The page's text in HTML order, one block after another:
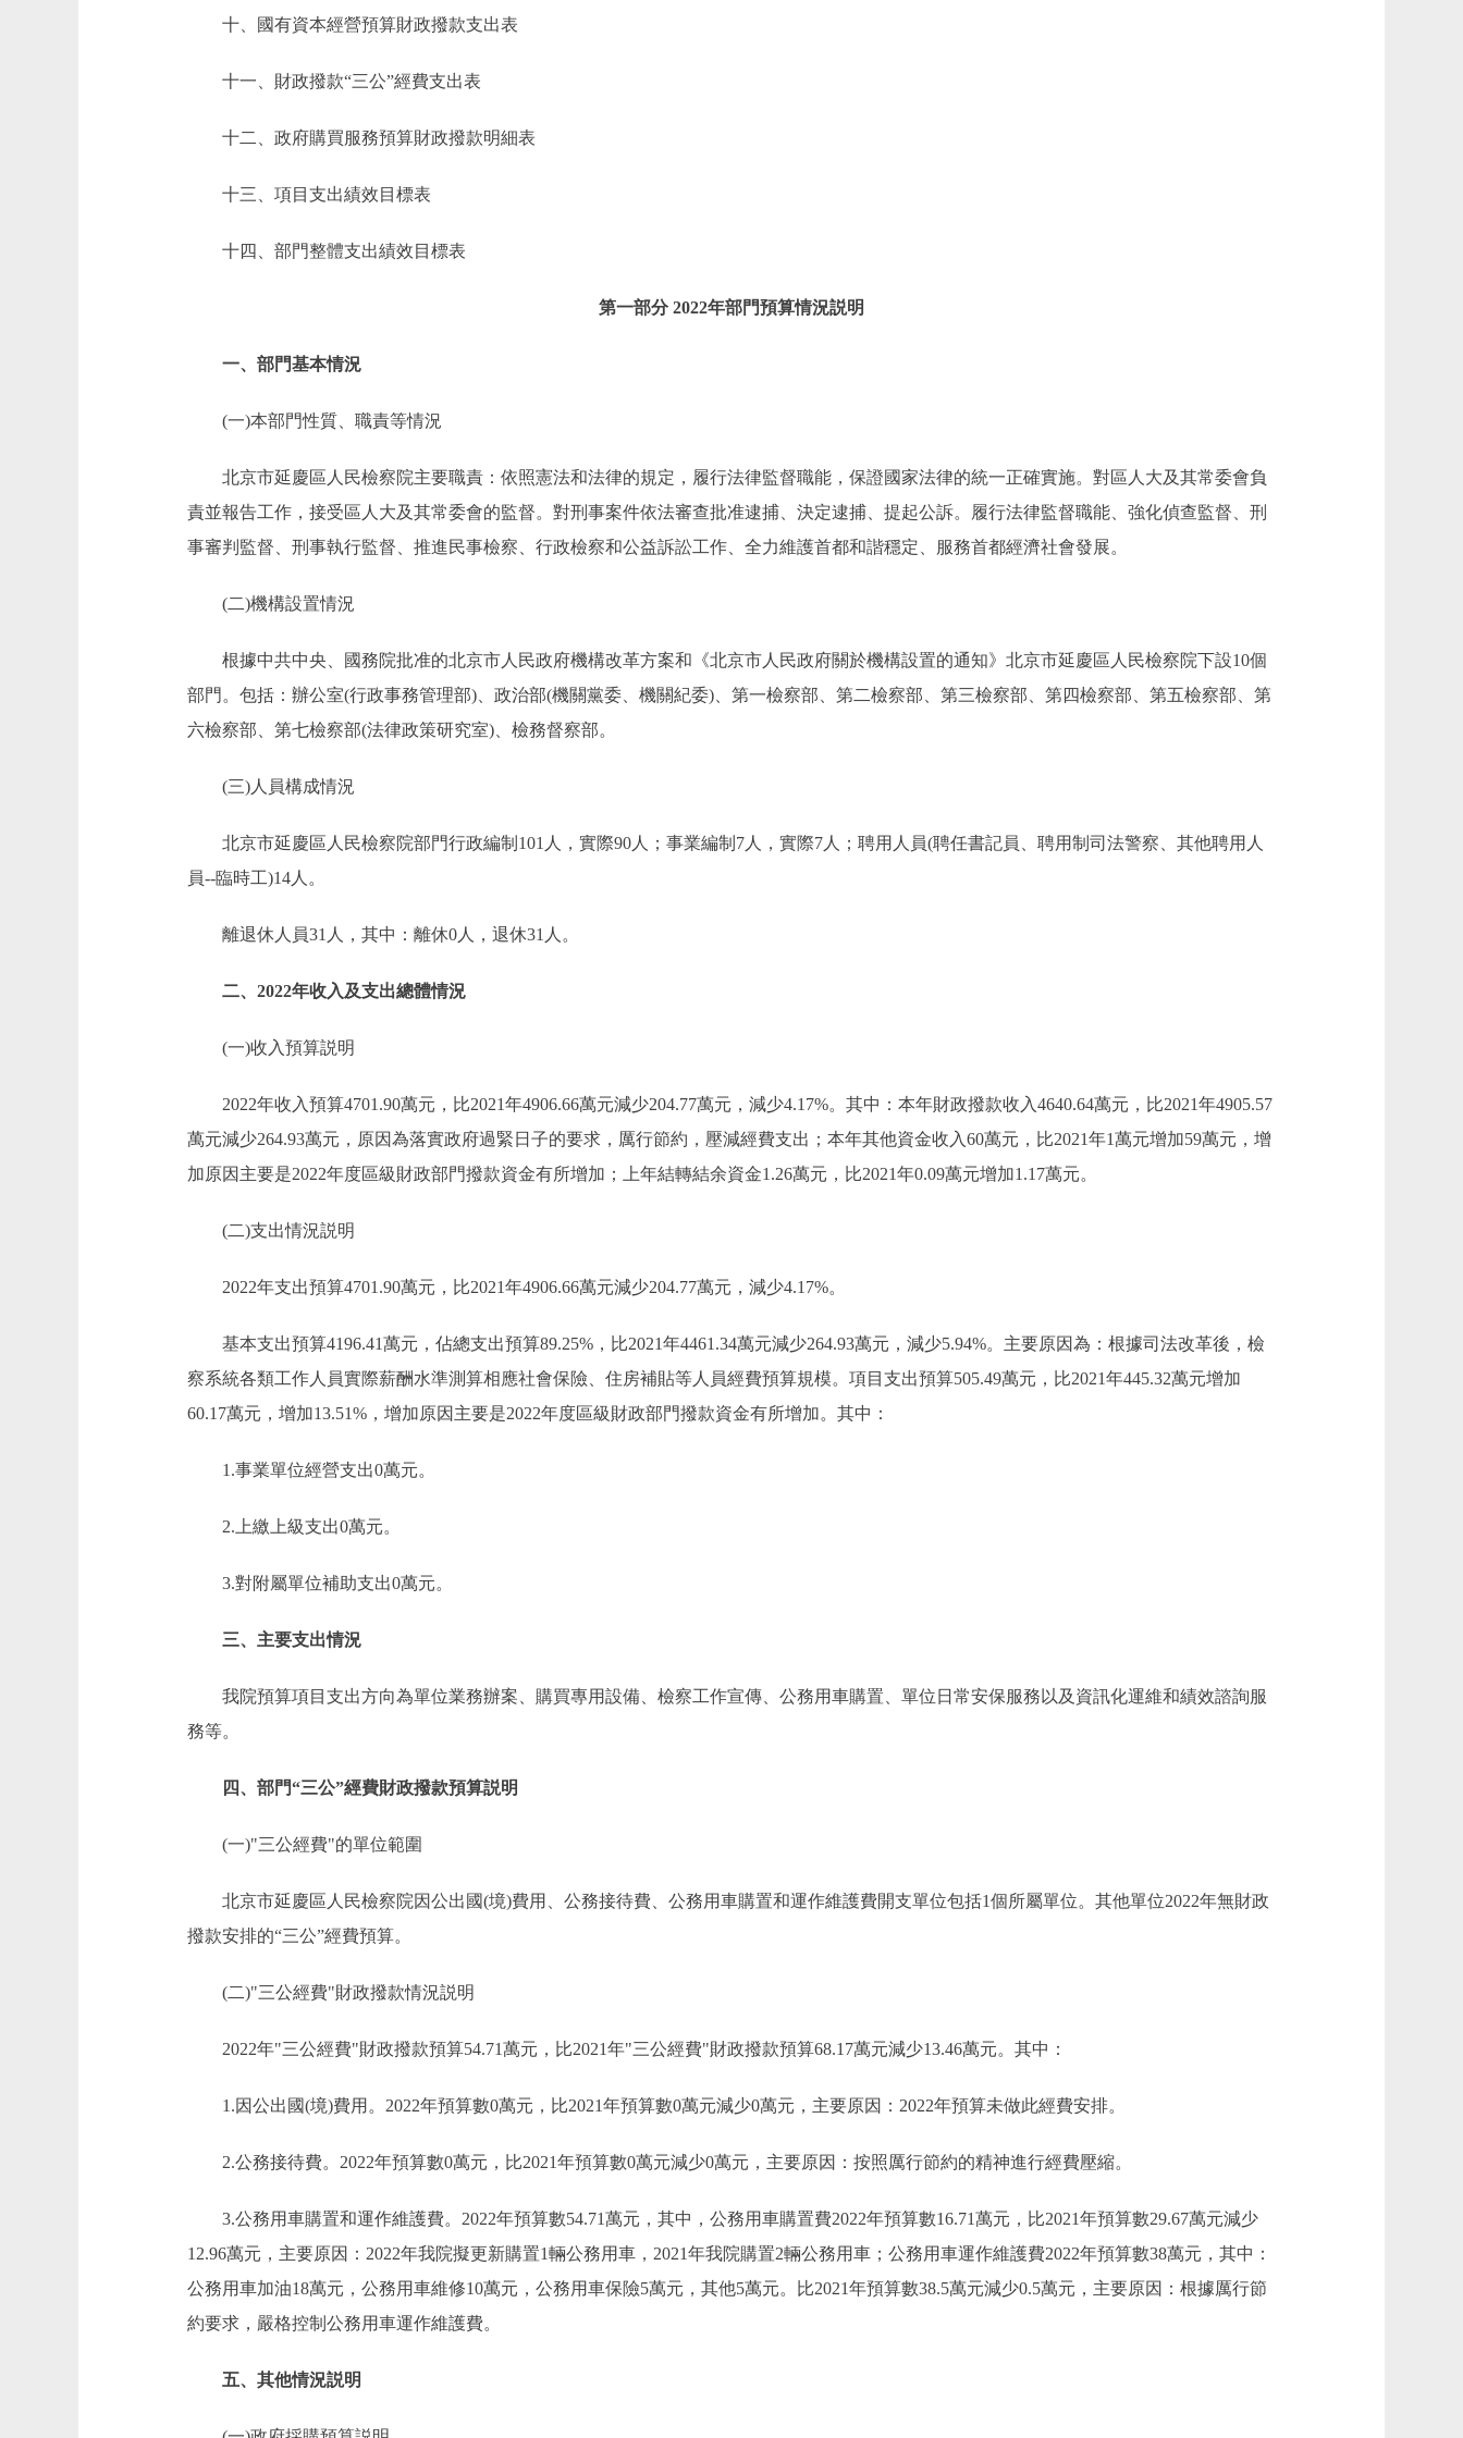
十、國有資本經營預算財政撥款支出表
十一、財政撥款“三公”經費支出表
十二、政府購買服務預算財政撥款明細表
十三、項目支出績效目標表
十四、部門整體支出績效目標表
第一部分 2022年部門預算情況説明
一、部門基本情況
(一)本部門性質、職責等情況
北京市延慶區人民檢察院主要職責：依照憲法和法律的規定，履行法律監督職能，保證國家法律的統一正確實施。對區人大及其常委會負
責並報告工作，接受區人大及其常委會的監督。對刑事案件依法審查批准逮捕、決定逮捕、提起公訴。履行法律監督職能、強化偵查監督、刑
事審判監督、刑事執行監督、推進民事檢察、行政檢察和公益訴訟工作、全力維護首都和諧穩定、服務首都經濟社會發展。
(二)機構設置情況
根據中共中央、國務院批准的北京市人民政府機構改革方案和《北京市人民政府關於機構設置的通知》北京市延慶區人民檢察院下設10個
部門。包括：辦公室(行政事務管理部)、政治部(機關黨委、機關紀委)、第一檢察部、第二檢察部、第三檢察部、第四檢察部、第五檢察部、第
六檢察部、第七檢察部(法律政策研究室)、檢務督察部。
(三)人員構成情況
北京市延慶區人民檢察院部門行政編制101人，實際90人；事業編制7人，實際7人；聘用人員(聘任書記員、聘用制司法警察、其他聘用人
員--臨時工)14人。
離退休人員31人，其中：離休0人，退休31人。
二、2022年收入及支出總體情況
(一)收入預算説明
2022年收入預算4701.90萬元，比2021年4906.66萬元減少204.77萬元，減少4.17%。其中：本年財政撥款收入4640.64萬元，比2021年4905.57
萬元減少264.93萬元，原因為落實政府過緊日子的要求，厲行節約，壓減經費支出；本年其他資金收入60萬元，比2021年1萬元增加59萬元，增
加原因主要是2022年度區級財政部門撥款資金有所增加；上年結轉結余資金1.26萬元，比2021年0.09萬元增加1.17萬元。
(二)支出情況説明
2022年支出預算4701.90萬元，比2021年4906.66萬元減少204.77萬元，減少4.17%。
基本支出預算4196.41萬元，佔總支出預算89.25%，比2021年4461.34萬元減少264.93萬元，減少5.94%。主要原因為：根據司法改革後，檢
察系統各類工作人員實際薪酬水準測算相應社會保險、住房補貼等人員經費預算規模。項目支出預算505.49萬元，比2021年445.32萬元增加
60.17萬元，增加13.51%，增加原因主要是2022年度區級財政部門撥款資金有所增加。其中：
1.事業單位經營支出0萬元。
2.上繳上級支出0萬元。
3.對附屬單位補助支出0萬元。
三、主要支出情況
我院預算項目支出方向為單位業務辦案、購買專用設備、檢察工作宣傳、公務用車購置、單位日常安保服務以及資訊化運維和績效諮詢服
務等。
四、部門“三公”經費財政撥款預算説明
(一)"三公經費"的單位範圍
北京市延慶區人民檢察院因公出國(境)費用、公務接待費、公務用車購置和運作維護費開支單位包括1個所屬單位。其他單位2022年無財政
撥款安排的“三公”經費預算。
(二)"三公經費"財政撥款情況説明
2022年"三公經費"財政撥款預算54.71萬元，比2021年"三公經費"財政撥款預算68.17萬元減少13.46萬元。其中：
1.因公出國(境)費用。2022年預算數0萬元，比2021年預算數0萬元減少0萬元，主要原因：2022年預算未做此經費安排。
2.公務接待費。2022年預算數0萬元，比2021年預算數0萬元減少0萬元，主要原因：按照厲行節約的精神進行經費壓縮。
3.公務用車購置和運作維護費。2022年預算數54.71萬元，其中，公務用車購置費2022年預算數16.71萬元，比2021年預算數29.67萬元減少
12.96萬元，主要原因：2022年我院擬更新購置1輛公務用車，2021年我院購置2輛公務用車；公務用車運作維護費2022年預算數38萬元，其中：
公務用車加油18萬元，公務用車維修10萬元，公務用車保險5萬元，其他5萬元。比2021年預算數38.5萬元減少0.5萬元，主要原因：根據厲行節
約要求，嚴格控制公務用車運作維護費。
五、其他情況説明